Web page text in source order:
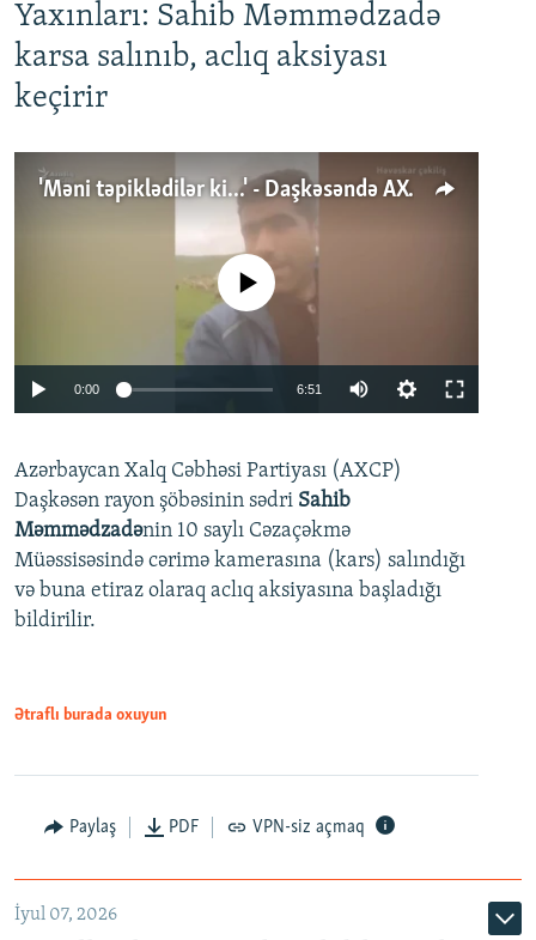
Yaxınları: Sahib Məmmədzadə
karsa salınıb, aclıq aksiyası
keçirir
'Məni təpiklədilər ki...' - Daşkəsəndə AXCP fəalının yaxınları onun həbsinə etiraz edirlər
Auto 240p 360p
720p 1080p
No media source currently available
0:00 6:51
360p
720p
1080p
Azərbaycan Xalq Cəbhəsi Partiyası (AXCP)
Daşkəsən rayon şöbəsinin sədri Sahib
Məmmədzadənin 10 saylı Cəzaçəkmə
Müəssisəsində cərimə kamerasına (kars) salındığı
və buna etiraz olaraq aclıq aksiyasına başladığı
bildirilir.
Ətraflı burada oxuyun
Paylaş PDF VPN-siz açmaq
İyul 07, 2026